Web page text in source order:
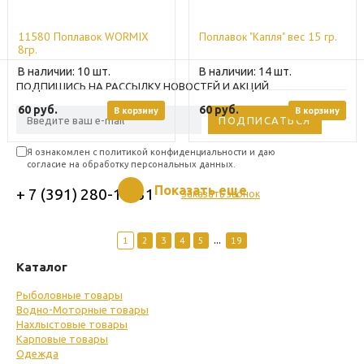
11580 Поплавок WORMIX
8гр.
10
60 руб. В корзину
Поплавок "Капля" вес 15 гр.
14
60руб. В корзину
Показать еще
1 2 3 4 5 ... 19
ПОДПИШИСЬ НА РАССЫЛКУ НОВОСТЕЙ И АКЦИЙ
Я ознакомлен с политикой конфиденциальности и даю
согласие на обработку персональных данных.
+ 7 (391) 280-11-51 Заказать звонок
Каталог
Рыболовные товары
Водно-Моторные товары
Нахлыстовые товары
Карповые товары
Одежда